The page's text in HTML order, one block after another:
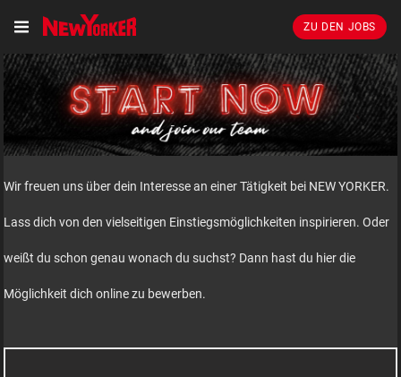
ZU DEN JOBS
Wir freuen uns über dein Interesse an einer Tätigkeit bei NEW YORKER.
Lass dich von den vielseitigen Einstiegsmöglichkeiten inspirieren. Oder
weißt du schon genau wonach du suchst? Dann hast du hier die
Möglichkeit dich online zu bewerben.